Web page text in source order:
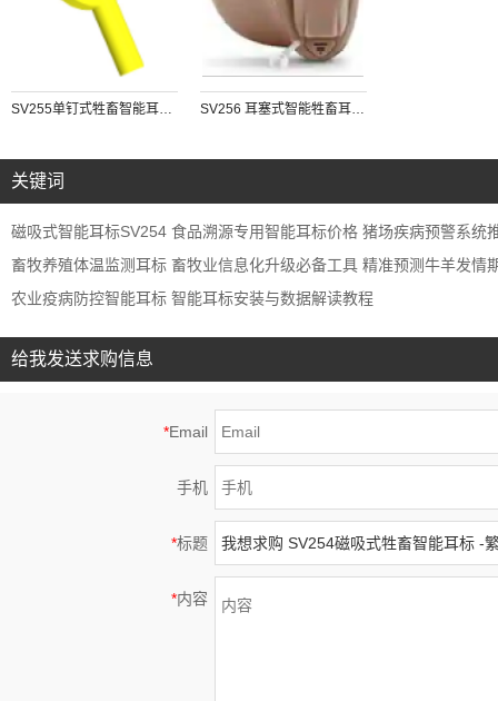
SV255单钉式牲畜智能耳标 “AI预测模型”“多物种适配”“云端数据整合 SV256 耳塞式智能牲畜耳标 / 体核温度监测设备
关键词
磁吸式智能耳标SV254 食品溯源专用智能耳标价格 猪场疾病预警系统
畜牧养殖体温监测耳标 畜牧业信息化升级必备工具 精准预测牛羊发情
农业疫病防控智能耳标 智能耳标安装与数据解读教程
给我发送求购信息
*Email
手机
*标题
*内容